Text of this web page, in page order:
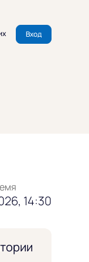
Вход
14:30